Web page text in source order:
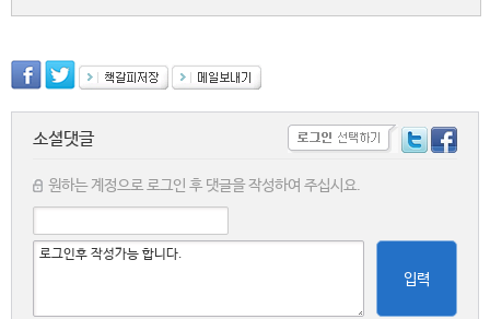
소셜댓글
원하는 계정으로 로그인 후 댓글을 작성하여 주십시요.
입력